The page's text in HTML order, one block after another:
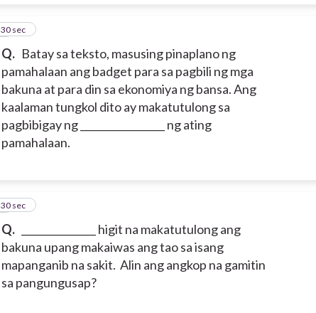
Q. Batay sa teksto, masusing pinaplano ng
pamahalaan ang badget para sa pagbili ng mga
bakuna at para din sa ekonomiya ng bansa. Ang
kaalaman tungkol dito ay makatutulong sa
pagbibigay ng _________________ ng ating
pamahalaan.
8
30 sec
Q.
_______________ higit na makatutulong ang
bakuna upang makaiwas ang tao sa isang
mapanganib na sakit. Alin ang angkop na gamitin
sa pangungusap?
9
30 sec